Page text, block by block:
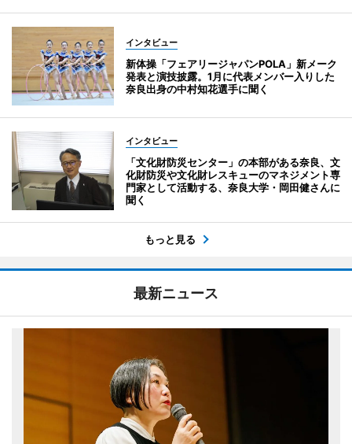
インタビュー
新体操「フェアリージャパンPOLA」新メーク
発表と演技披露。1月に代表メンバー入りした
奈良出身の中村知花選手に聞く
インタビュー
「文化財防災センター」の本部がある奈良、文
化財防災や文化財レスキューのマネジメント専
門家として活動する、奈良大学・岡田健さんに
聞く
もっと見る
最新ニュース